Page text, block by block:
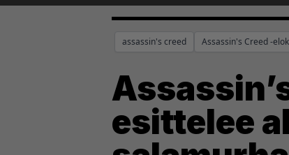
assassin's creed Assassin's Creed -
esittelee